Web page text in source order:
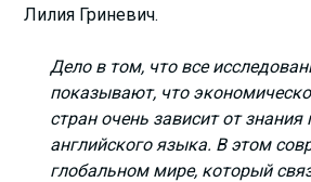
Лилия Гриневич.
Дело в том, что все
показывают, что
стран очень зависит от
английского языка. В этом
глобальном мире, который